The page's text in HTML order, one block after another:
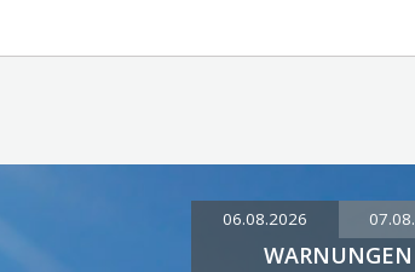
06.08.2026
WARNUNGEN